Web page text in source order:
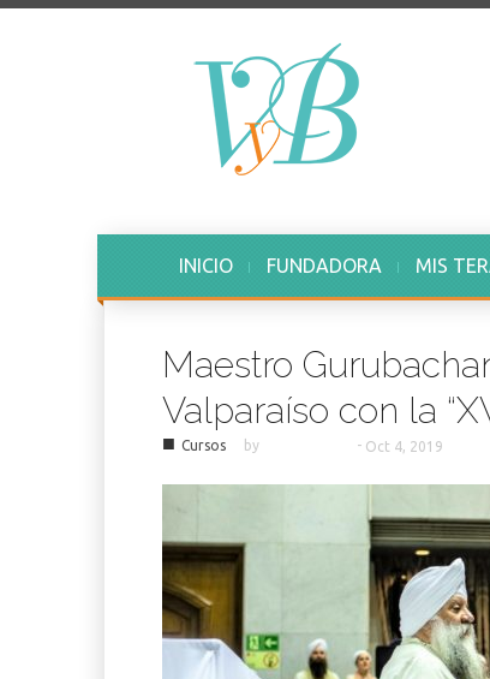
INICIO FUNDADORA MIS
Maestro
Valparaíso con la
■ Cursos by - Oct 4, 2019